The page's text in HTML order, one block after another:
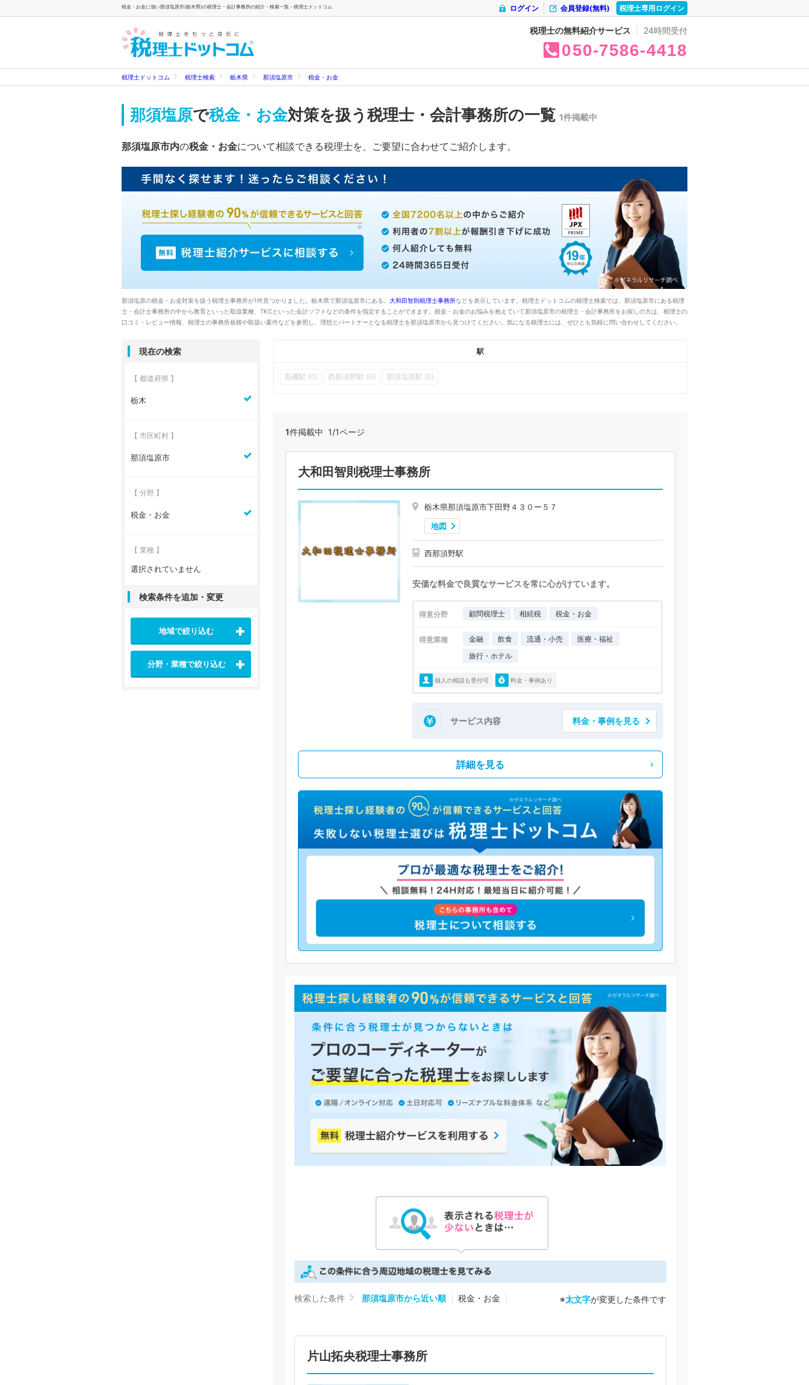
税金・お金に強い那須塩原市(栃木県)の税理士・会計事務所の紹介・検索一覧 - 税理士ドットコム 税理士専用ログイン
会員登録(無料)
ログイン
税理士の無料紹介サービス 24時間受付
050 7586 4418
税理士ドットコム 税理士検索 栃木県 那須塩原市 税金・お金
那須塩原で税金・お金対策を扱う税理士・会計事務所の一覧 1件掲載中
那須塩原市内の税金・お金について相談できる税理士を、ご要望に合わせてご紹介します。
那須塩原の税金・お金対策を扱う税理士事務所が1件見つかりました。栃木県で那須塩原市にある、 大和田智則税理士事務所などを表示しています。税理士ドットコムの税理士検索では、那須塩原市にある税理
士・会計士事務所の中から教育といった取扱業種、TKCといった会計ソフトなどの条件を指定することができます。税金・お金のお悩みを抱えていて那須塩原市の税理士・会計事務所をお探しの方は、税理士の
口コミ・レビュー情報、税理士の事務所規模や取扱い案件などを参照し、理想とパートナーとなる税理士を那須塩原市から見つけてください。気になる税理士には、ぜひとも気軽に問い合わせしてください。
駅
黒磯駅 (0) 西那須野駅 (0) 那須塩原駅 (0)
1件掲載中 1/1ページ
大和田智則税理士事務所
栃木県那須塩原市下田野４３０ー５７
地図
西那須野駅
安価な料金で良質なサービスを常に心がけています。
得意分野 顧問税理士 相続税 税金・お金
得意業種 金融 飲食 流通・小売
医療・福祉
旅行・ホテル
個人の相談も受付可 料金・事例あり
サービス内容 料金・事例を見る
詳細を見る
検索した条件 那須塩原市から近い順 税金・お金 ※太文字が変更した条件です
片山拓央税理士事務所
現在の検索
【 都道府県 】
栃木
【 市区町村 】
那須塩原市
【 分野 】
税金・お金
【 業種 】
選択されていません
検索条件を追加・変更
地域で絞り込む
分野・業種で絞り込む